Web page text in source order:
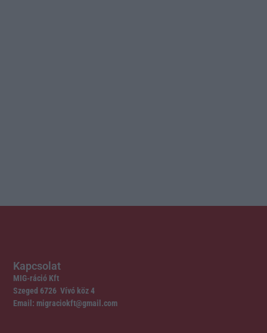
Kapcsolat
MIG-ráció Kft
Szeged 6726 Vívó köz 4
Email: migraciokft@gmail.com